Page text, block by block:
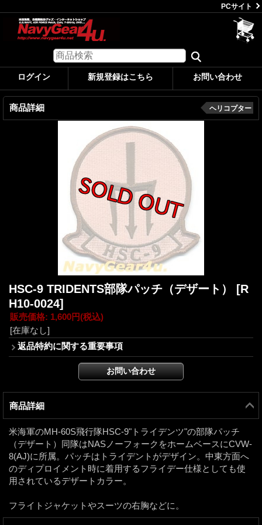
PCサイト
ログイン 新規登録はこちら お問い合わせ
商品詳細 ヘリコプター
HSC-9 TRIDENTS部隊パッチ（デザート） [R
H10-0024]
販売価格: 1,600円(税込)
[在庫なし]
返品特約に関する重要事項
商品詳細
米海軍のMH-60S飛行隊HSC-9"トライデンツ"の部隊パッチ
（デザート）同隊はNASノーフォークをホームベースにCVW-
8(AJ)に所属。パッチはトライデントがデザイン。中東方面へ
のディプロイメント時に着用するフライデー仕様としても使
用されているデザートカラー。
フライトジャケットやスーツの右胸などに。